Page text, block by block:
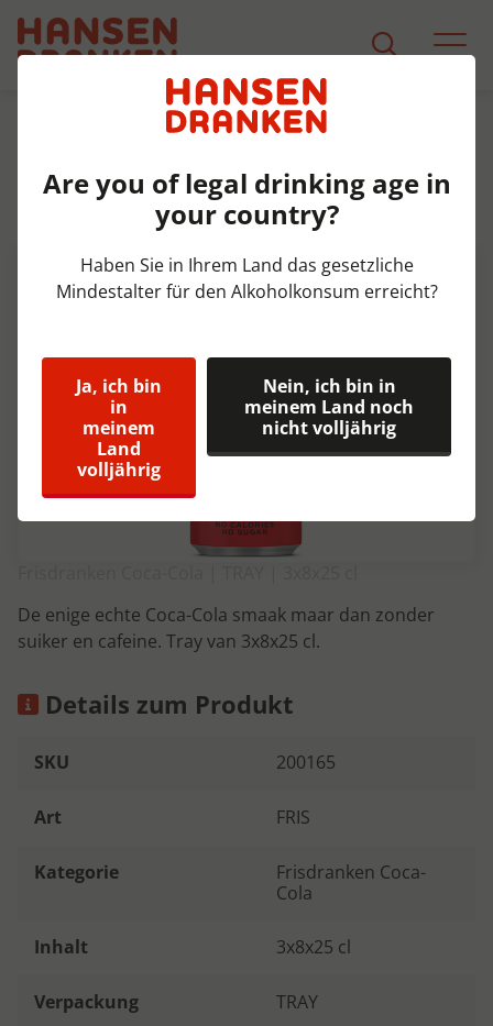
Produkt Detail
Coca Cola Zero Caffeïnevr blik
Tray 3x8x25 cl
De enige echte Coca-Cola smaak maar dan zonder
suiker en cafeine. Tray van 3x8x25 cl.
Details zum Produkt
SKU 200165
Art FRIS
Kategorie
Frisdranken Coca-
Cola
Inhalt 3x8x25 cl
Verpackung TRAY
Are you of legal drinking age in
your country?
Haben Sie in Ihrem Land das gesetzliche
Mindestalter für den Alkoholkonsum erreicht?
Ja, ich bin
in
meinem
Land
volljährig
Nein, ich bin in
meinem Land noch
nicht volljährig